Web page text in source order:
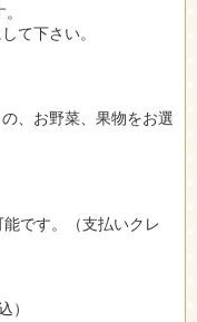
て下さい。
、お野菜、果物をお選
です。（支払いクレ
）